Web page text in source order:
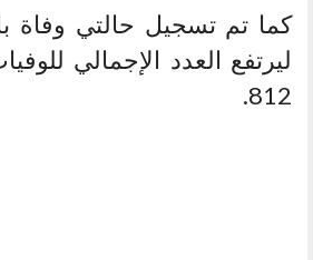
ليرتفع العدد الإجمالي
812.